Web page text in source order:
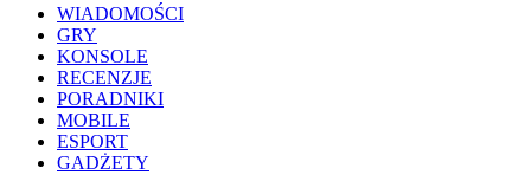
WIADOMOŚCI
GRY
KONSOLE
RECENZJE
PORADNIKI
MOBILE
ESPORT
GADŻETY